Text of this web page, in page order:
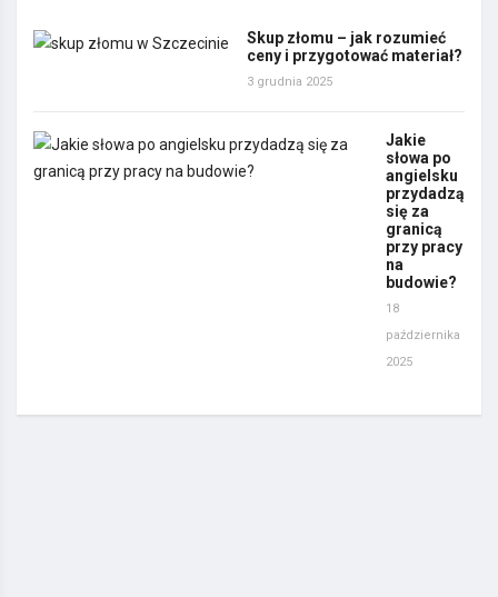
Skup złomu – jak rozumieć
ceny i przygotować materiał?
3 grudnia 2025
Jakie
słowa po
angielsku
przydadzą
się za
granicą
przy pracy
na
budowie?
18
października
2025